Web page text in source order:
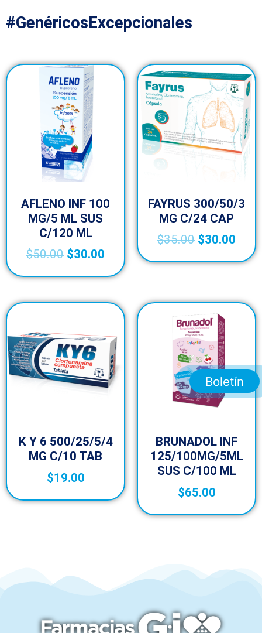
#GenéricosExcepcionales
AFLENO INF 100
MG/5 ML SUS
C/120 ML
$50.00 $30.00
FAYRUS 300/50/3
MG C/24 CAP
$35.00 $30.00
K Y 6 500/25/5/4
MG C/10 TAB
$19.00
BRUNADOL INF
125/100MG/5ML
SUS C/100 ML
$65.00
Boletín